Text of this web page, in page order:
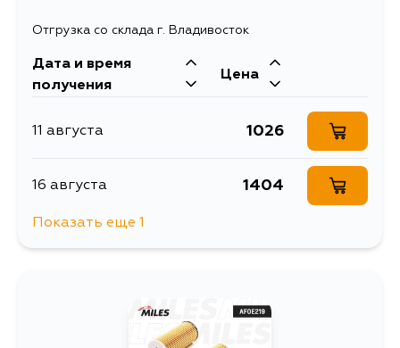
Отгрузка со склада г. Владивосток
Дата и время
получения
Цена
11 августа 1026
16 августа 1404
Показать еще 1